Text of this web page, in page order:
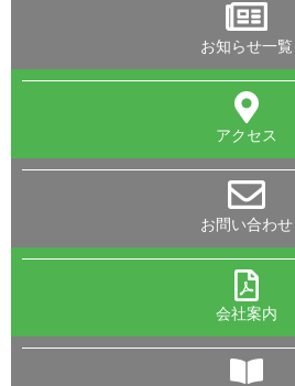
お知らせ一覧
アクセス
お問い合わせ
会社案内